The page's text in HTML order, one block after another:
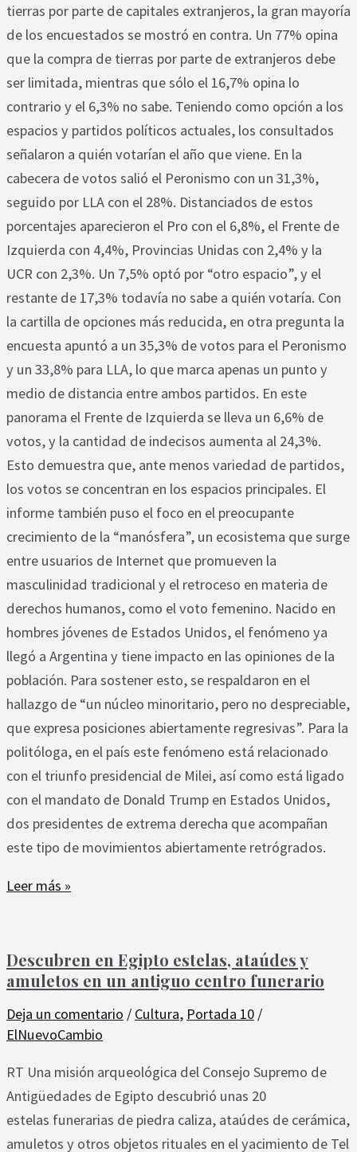
tierras por parte de capitales extranjeros, la gran mayoría
de los encuestados se mostró en contra. Un 77% opina
que la compra de tierras por parte de extranjeros debe
ser limitada, mientras que sólo el 16,7% opina lo
contrario y el 6,3% no sabe. Teniendo como opción a los
espacios y partidos políticos actuales, los consultados
señalaron a quién votarían el año que viene. En la
cabecera de votos salió el Peronismo con un 31,3%,
seguido por LLA con el 28%. Distanciados de estos
porcentajes aparecieron el Pro con el 6,8%, el Frente de
Izquierda con 4,4%, Provincias Unidas con 2,4% y la
UCR con 2,3%. Un 7,5% optó por “otro espacio”, y el
restante de 17,3% todavía no sabe a quién votaría. Con
la cartilla de opciones más reducida, en otra pregunta la
encuesta apuntó a un 35,3% de votos para el Peronismo
y un 33,8% para LLA, lo que marca apenas un punto y
medio de distancia entre ambos partidos. En este
panorama el Frente de Izquierda se lleva un 6,6% de
votos, y la cantidad de indecisos aumenta al 24,3%.
Esto demuestra que, ante menos variedad de partidos,
los votos se concentran en los espacios principales. El
informe también puso el foco en el preocupante
crecimiento de la “manósfera”, un ecosistema que surge
entre usuarios de Internet que promueven la
masculinidad tradicional y el retroceso en materia de
derechos humanos, como el voto femenino. Nacido en
hombres jóvenes de Estados Unidos, el fenómeno ya
llegó a Argentina y tiene impacto en las opiniones de la
población. Para sostener esto, se respaldaron en el
hallazgo de “un núcleo minoritario, pero no despreciable,
que expresa posiciones abiertamente regresivas”. Para la
politóloga, en el país este fenómeno está relacionado
con el triunfo presidencial de Milei, así como está ligado
con el mandato de Donald Trump en Estados Unidos,
dos presidentes de extrema derecha que acompañan
este tipo de movimientos abiertamente retrógrados.
Leer más »
Descubren en Egipto estelas, ataúdes y
amuletos en un antiguo centro funerario
Deja un comentario / Cultura, Portada 10 /
ElNuevoCambio
RT Una misión arqueológica del Consejo Supremo de
Antigüedades de Egipto descubrió unas 20
estelas funerarias de piedra caliza, ataúdes de cerámica,
amuletos y otros objetos rituales en el yacimiento de Tel